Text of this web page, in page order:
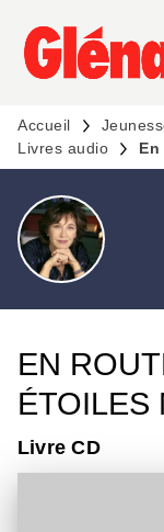
MENU
PIED DE PAGE
Accueil
Livres audio
EN
ÉTOILES
Livre CD